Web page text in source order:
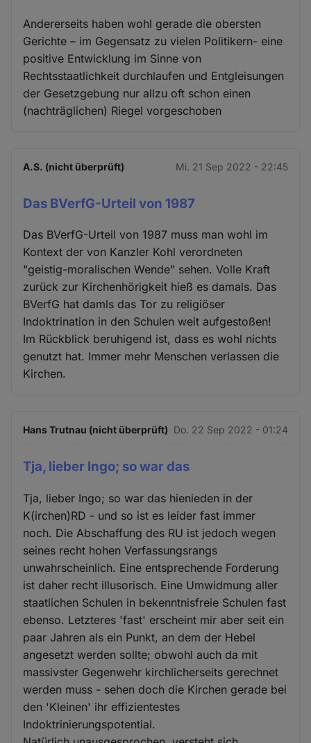
Andererseits haben wohl gerade die obersten
Gerichte – im Gegensatz zu vielen Politikern- eine
positive Entwicklung im Sinne von
Rechtsstaatlichkeit durchlaufen und Entgleisungen
der Gesetzgebung nur allzu oft schon einen
(nachträglichen) Riegel vorgeschoben
A.S. (nicht überprüft) Mi. 21 Sep 2022 - 22:45
Das BVerfG-Urteil von 1987
Das BVerfG-Urteil von 1987 muss man wohl im
Kontext der von Kanzler Kohl verordneten
"geistig-moralischen Wende" sehen. Volle Kraft
zurück zur Kirchenhörigkeit hieß es damals. Das
BVerfG hat damls das Tor zu religiöser
Indoktrination in den Schulen weit aufgestoßen!
Im Rückblick beruhigend ist, dass es wohl nichts
genutzt hat. Immer mehr Menschen verlassen die
Kirchen.
Hans Trutnau (nicht überprüft) Do. 22 Sep 2022 - 01:24
Tja, lieber Ingo; so war das
Tja, lieber Ingo; so war das hienieden in der
K(irchen)RD - und so ist es leider fast immer
noch. Die Abschaffung des RU ist jedoch wegen
seines recht hohen Verfassungsrangs
unwahrscheinlich. Eine entsprechende Forderung
ist daher recht illusorisch. Eine Umwidmung aller
staatlichen Schulen in bekenntnisfreie Schulen fast
ebenso. Letzteres 'fast' erscheint mir aber seit ein
paar Jahren als ein Punkt, an dem der Hebel
angesetzt werden sollte; obwohl auch da mit
massivster Gegenwehr kirchlicherseits gerechnet
werden muss - sehen doch die Kirchen gerade bei
den 'Kleinen' ihr effizientestes
Indoktrinierungspotential.